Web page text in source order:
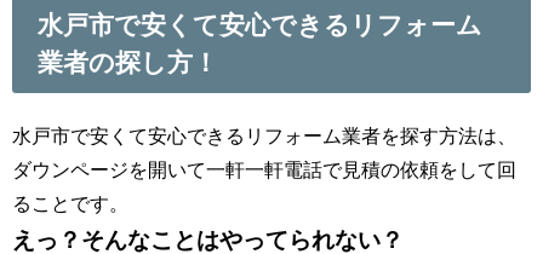
水戸市で安くて安心できるリフォーム
業者の探し方！
水戸市で安くて安心できるリフォーム業者を探す方法は、
ダウンページを開いて一軒一軒電話で見積の依頼をして回
ることです。
えっ？そんなことはやってられない？